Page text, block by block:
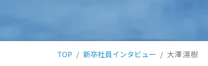
TOP 新卒社員インタビュー 大澤 滉樹